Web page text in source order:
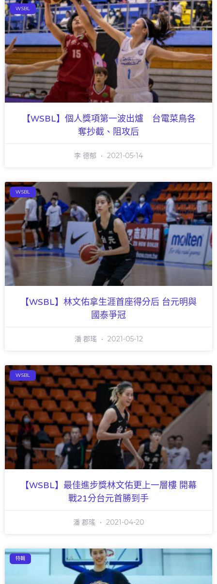
WSBL
【WSBL】個人獎項第一波出爐 台電菜鳥各
奪抄截、阻攻后
李 德郁 2021-05-14
WSBL
【WSBL】林文佑拿生涯首座得分后 台元明與
國泰爭冠
潘 郡瑤 2021-05-12
WSBL
【WSBL】最佳進步獎林文佑更上一層樓 開幕
戰21分台元首勝到手
潘 郡瑤 2021-04-20
特輯